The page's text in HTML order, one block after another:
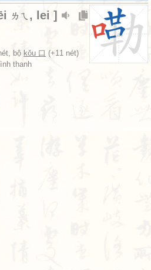
ㄌㄟ , lei ]
bộ kǒu 口 (+11 nét)
thanh